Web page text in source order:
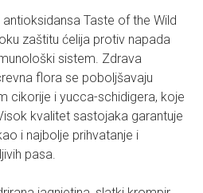
Taste of the Wild
zaštitu ćelija protiv napada
sistem. Zdrava
flora se poboljšavaju
cikorije i yucca-schidigera, koje
kvalitet sastojaka garantuje
i najbolje prihvatanje i
pasa.